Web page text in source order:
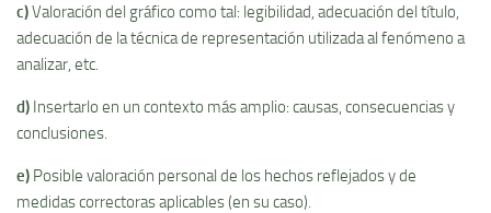
c)Valoración del gráfico como tal: legibilidad, adecuación del tí­tulo,
adecuación de la técnica de representación utilizada al fenómeno a
analizar, etc.
d) Insertarlo en un contexto más amplio: causas, consecuencias y
conclusiones.
e) Posible valoración personal de los hechos reflejados y de
medidas correctoras aplicables (en su caso).